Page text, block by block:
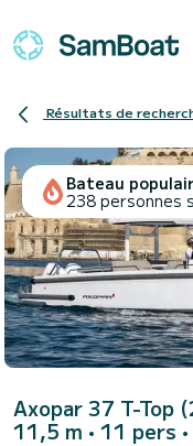
Résultats de
Bateau
238 personnes
Axopar 37 T-Top
11,5 m • 11 pers •